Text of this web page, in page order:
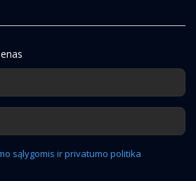
sąlygomis ir privatumo politika